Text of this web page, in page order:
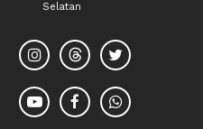
Selatan